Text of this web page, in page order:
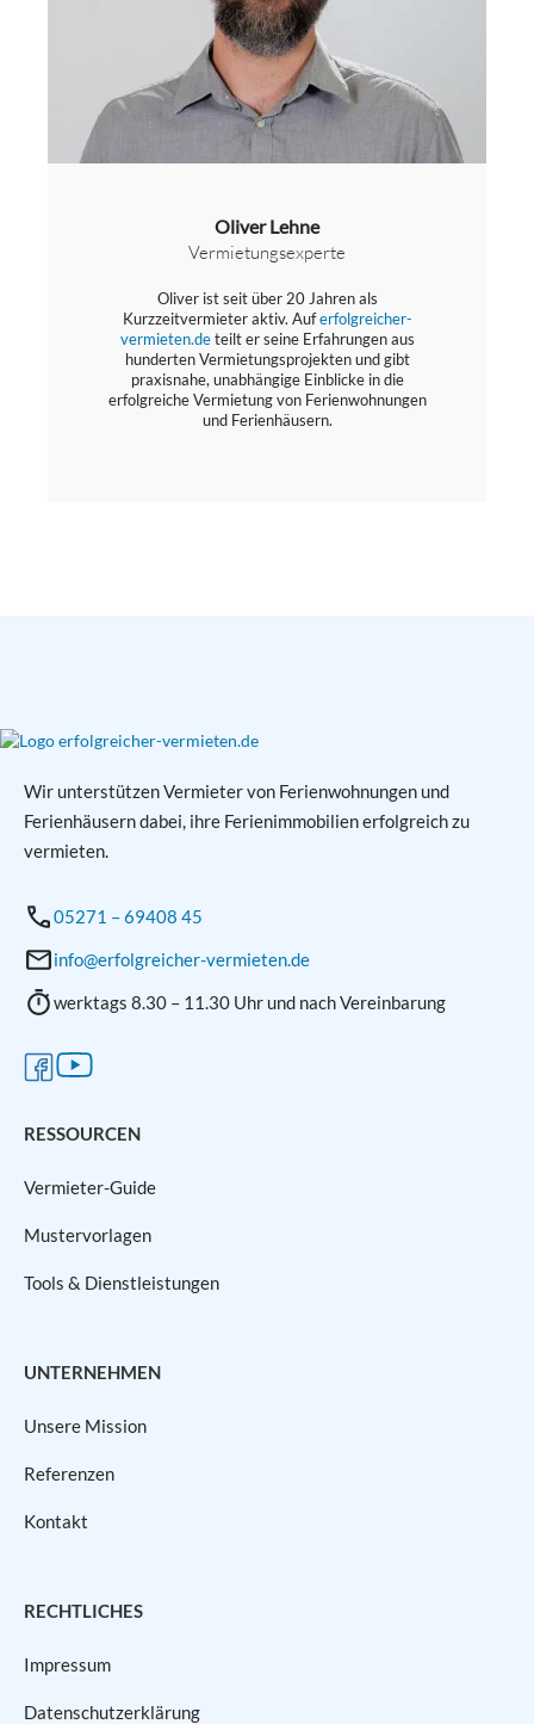
Oliver Lehne
Vermietungsexperte
Oliver ist seit über 20 Jahren als
Kurzzeitvermieter aktiv. Auferfolgreicher-
vermieten.deteilt er seine Erfahrungen aus
hunderten Vermietungsprojekten und gibt
praxisnahe, unabhängige Einblicke in die
erfolgreiche Vermietung von Ferienwohnungen
und Ferienhäusern.
Wir unterstützen Vermieter von Ferienwohnungen und
Ferienhäusern dabei, ihre Ferienimmobilien erfolgreich zu
vermieten.
05271 – 69408 45
info@erfolgreicher-vermieten.de
werktags 8.30 – 11.30 Uhr und nach Vereinbarung
RESSOURCEN
Vermieter-Guide
Mustervorlagen
Tools & Dienstleistungen
UNTERNEHMEN
Unsere Mission
Referenzen
Kontakt
RECHTLICHES
Impressum
Datenschutzerklärung